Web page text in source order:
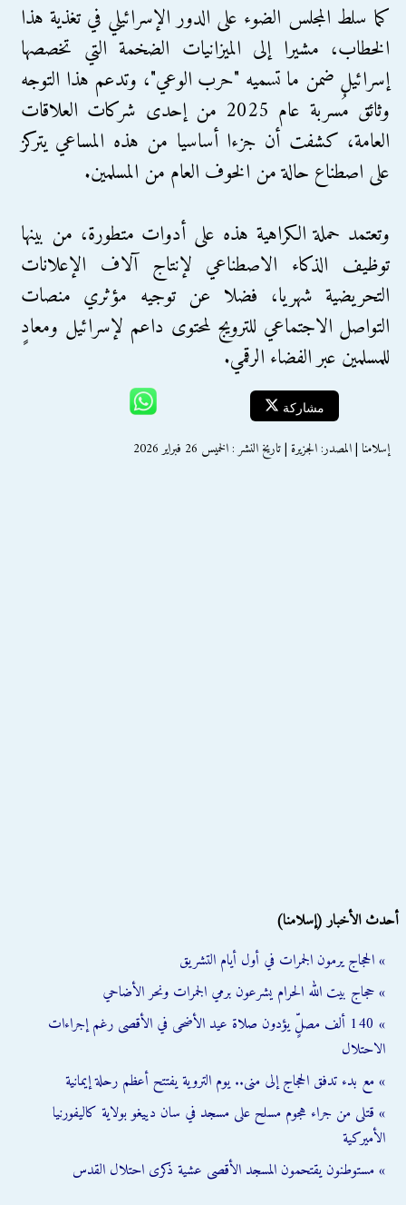
كما سلط المجلس الضوء على الدور الإسرائيلي في تغذية هذا
الخطاب، مشيرا إلى الميزانيات الضخمة التي تخصصها
إسرائيل ضمن ما تسميه "حرب الوعي"، وتدعم هذا التوجه
وثائق مُسربة عام 2025 من إحدى شركات العلاقات
العامة، كشفت أن جزءا أساسيا من هذه المساعي يتركز
على اصطناع حالة من الخوف العام من المسلمين.
وتعتمد حملة الكراهية هذه على أدوات متطورة، من بينها
توظيف الذكاء الاصطناعي لإنتاج آلاف الإعلانات
التحريضية شهريا، فضلا عن توجيه مؤثري منصات
التواصل الاجتماعي للترويج لمحتوى داعم لإسرائيل ومعادٍ
للمسلمين عبر الفضاء الرقمي.
مشاركة
إسلامنا | المصدر: الجزيرة | تاريخ النشر : الخميس 26 فبراير 2026
أحدث الأخبار (إسلامنا)
» الحجاج يرمون الجمرات في أول أيام التشريق
» حجاج بيت الله الحرام يشرعون برمي الجمرات ونحر الأضاحي
» 140 ألف مصلٍّ يؤدون صلاة عيد الأضحى في الأقصى رغم إجراءات
الاحتلال
» مع بدء تدفق الحجاج إلى منى.. يوم التروية يفتتح أعظم رحلة إيمانية
» قتلى من جراء هجوم مسلح على مسجد في سان دييغو بولاية كاليفورنيا
الأميركية
» مستوطنون يقتحمون المسجد الأقصى عشية ذكرى احتلال القدس